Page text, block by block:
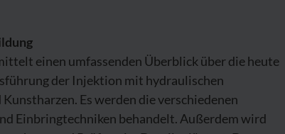
einen umfassenden Überblick über die heute
der Injektion mit hydraulischen
Es werden die verschiedenen
Einbringtechniken behandelt. Außerdem wird